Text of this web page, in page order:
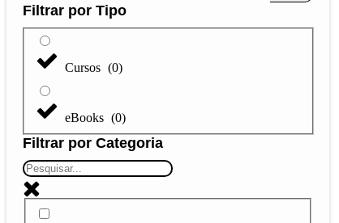
Filtrar por Tipo
Cursos (0)
eBooks (0)
Filtrar por Categoria